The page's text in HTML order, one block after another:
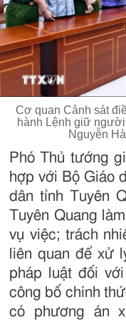
Cơ quan Cảnh sát
hành Lệnh giữ
Nguyễn
Phó Thủ tướng
hợp với Bộ Giáo
dân tỉnh Tuyên
Tuyên Quang
vụ việc; trách
liên quan để xử
pháp luật đối
công bố chính
có phương án